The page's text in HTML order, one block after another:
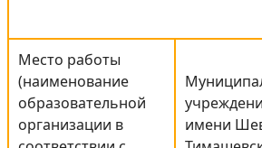
Место работы
(наименование
образовательной
организации в
имени